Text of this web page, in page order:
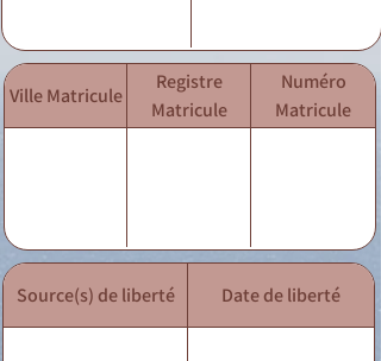
Ville Matricule
Registre
Matricule
Numéro
Matricule
Source(s) de liberté Date de liberté